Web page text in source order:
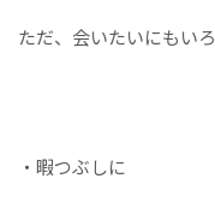
ただ、会いたいにもい
・暇つぶしに